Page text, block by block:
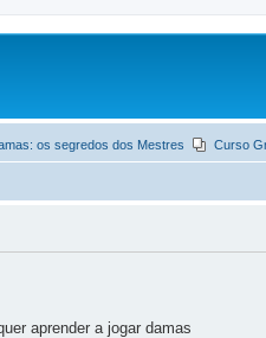
os segredos dos Mestres Curso
aprender a jogar damas